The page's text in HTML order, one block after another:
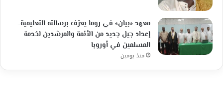
معهد «بيان» في روما يعرّف برسالته التعليمية..
إعداد جيل جديد من الأئمة والمرشدين لخدمة
المسلمين في أوروبا
منذ يومين